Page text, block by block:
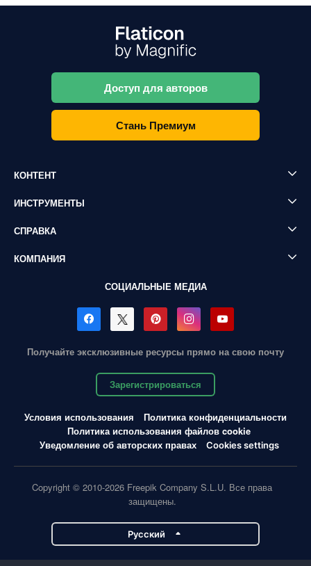
Доступ для авторов
Стань Премиум
КОНТЕНТ
ИНСТРУМЕНТЫ
СПРАВКА
КОМПАНИЯ
СОЦИАЛЬНЫЕ МЕДИА
Получайте эксклюзивные ресурсы прямо на свою почту
Зарегистрироваться
Условия использования
Политика конфиденциальности
Политика использования файлов cookie
Уведомление об авторских правах
Cookies settings
Copyright © 2010-2026 Freepik Company S.L.U. Все права
защищены.
Pусский